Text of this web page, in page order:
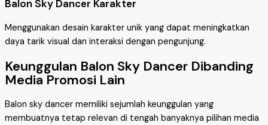
Balon Sky Dancer Karakter
Menggunakan desain karakter unik yang dapat meningkatkan
daya tarik visual dan interaksi dengan pengunjung.
Keunggulan Balon Sky Dancer Dibanding
Media Promosi Lain
Balon sky dancer memiliki sejumlah keunggulan yang
membuatnya tetap relevan di tengah banyaknya pilihan media